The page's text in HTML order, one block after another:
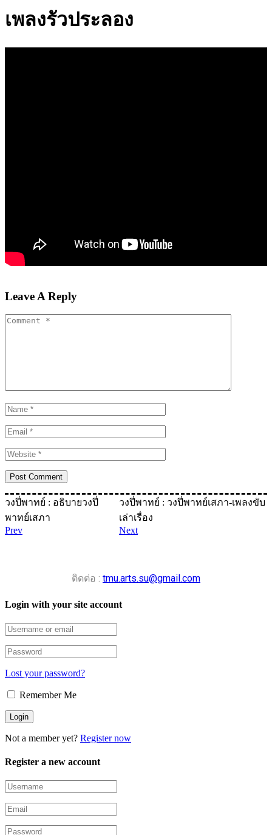
เพลงรัวประลอง
Leave A Reply
วงปี่พาทย์ : อธิบายวงปี่
พาทย์เสภา
Prev
วงปี่พาทย์ : วงปี่พาทย์เสภา-เพลงขับ
เล่าเรื่อง
Next
ติดต่อ : tmu.arts.su@gmail.com
Login with your site account
Lost your password?
Remember Me
Not a member yet? Register now
Register a new account